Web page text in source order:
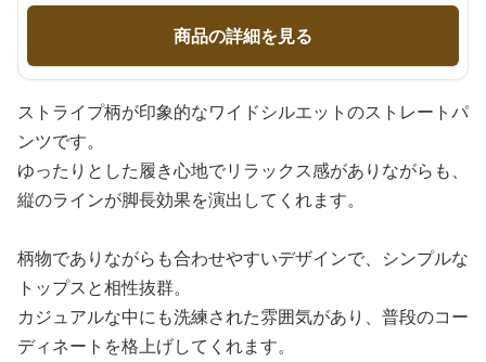
商品の詳細を見る
ストライプ柄が印象的なワイドシルエットのストレートパ
ンツです。
ゆったりとした履き心地でリラックス感がありながらも、
縦のラインが脚長効果を演出してくれます。
柄物でありながらも合わせやすいデザインで、シンプルな
トップスと相性抜群。
カジュアルな中にも洗練された雰囲気があり、普段のコー
ディネートを格上げしてくれます。